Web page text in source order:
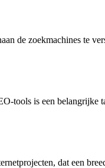
de zoekmachines te
tools is een belangrijke
dat een